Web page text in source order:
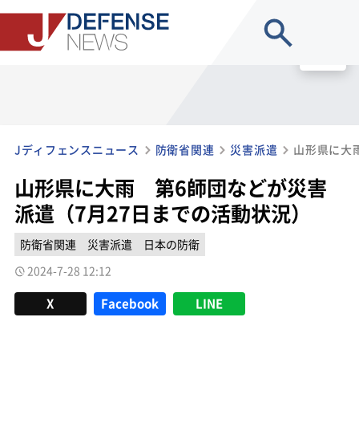
Jディフェンスニュース 防衛省関連 災害派遣
山形県に大雨 第6師団などが災害
派遣（7月27日までの活動状況）
防衛省関連 災害派遣
日本の防衛
2024-7-28 12:12
X Facebook LINE